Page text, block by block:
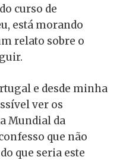
curso de
está morando
relato sobre o
e desde minha
ver os
Mundial da
que não
que seria este